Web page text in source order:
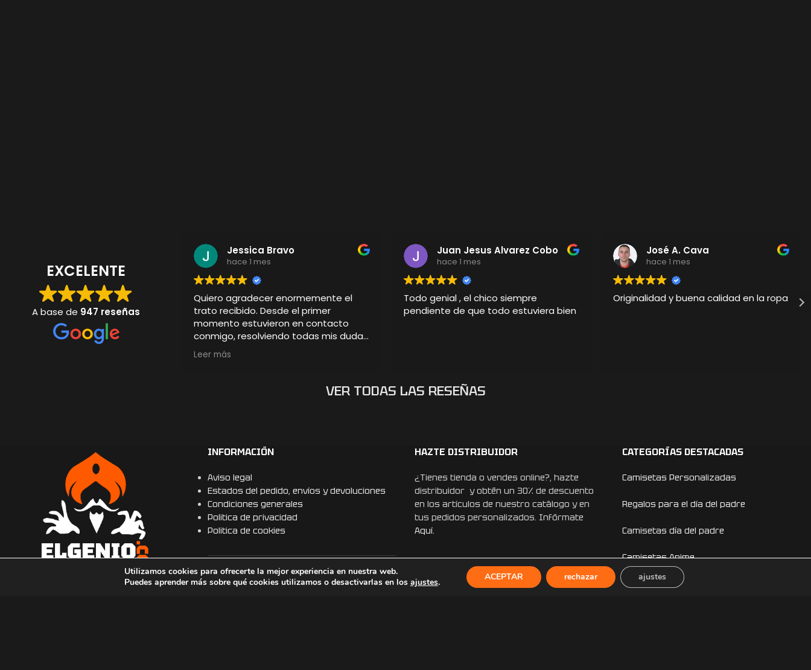
EXCELENTE
A base de 947 reseñas
Jessica Bravo
hace 1 mes
Quiero agradecer enormemente el
trato recibido. Desde el primer
momento estuvieron en contacto
conmigo, resolviendo todas mis dudas
y cuidando cada detalle del pedido.
La camiseta personalizada ha
de lo que imaginaba. La calidad es
excelente y el diseño ha sorprendido a
Se nota la profesionalidad que ponen
tienda al 100% y volveré a confiar en
ellos para futuros regalos. ¡Muchísimas
gracias por hacer que un detalle tan
especial se convierta en un recuerdo
inolvidable!
Leer más
Juan Jesus Alvarez Cobo
hace 1 mes
Todo genial , el chico siempre
pendiente de que todo estuviera bien
José A. Cava
hace 1 mes
Originalidad y buena calidad en la ropa
VER TODAS LAS RESEÑAS
INFORMACIÓN
Aviso legal
Estados del pedido, envíos y devoluciones
Condiciones generales
Politica de privacidad
Politica de cookies
COLABORACIONES
HAZTE DISTRIBUIDOR
¿Tienes tienda o vendes online?, hazte
distribuidor y obtén un 30% de descuento
en los artículos de nuestro catálogo y en
tus pedidos personalizados. Infórmate
Aquí.
CATEGORÍAS DESTACADAS
Camisetas Personalizadas
Regalos para el día del padre
Camisetas día del padre
Camisetas Anime
Camisetas Dragon Ball
Utilizamos cookies para ofrecerte la mejor experiencia en nuestra web.
Puedes aprender más sobre qué cookies utilizamos o desactivarlas en los ajustes. ACEPTAR rechazar ajustes